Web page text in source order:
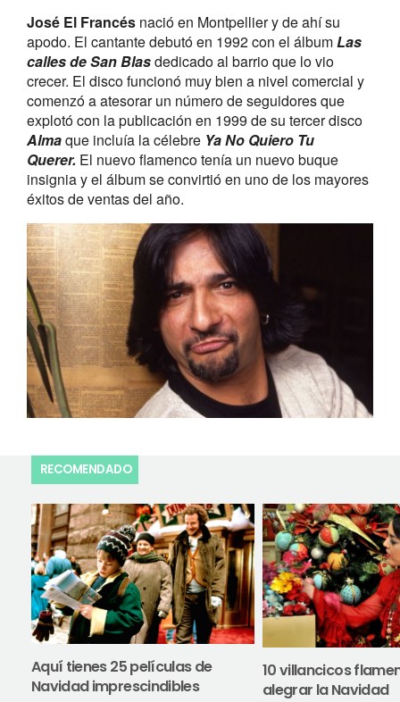
José El Francés nació en Montpellier y de ahí su
apodo. El cantante debutó en 1992 con el álbum Las
calles de San Blasdedicado al barrio que lo vio
crecer. El disco funcionó muy bien a nivel comercial y
comenzó a atesorar un número de seguidores que
explotó con la publicación en 1999 de su tercer disco
Almaque incluía la célebre Ya No Quiero Tu
Querer. El nuevo flamenco tenía un nuevo buque
insignia y el álbum se convirtió en uno de los mayores
éxitos de ventas del año.
RECOMENDADO
Aquí tienes 25 películas de
Navidad imprescindibles
10 villancicos
alegrar la Navidad